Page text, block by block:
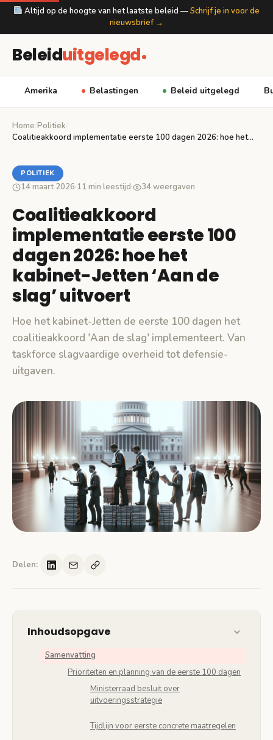
Altijd op de hoogte van het laatste beleid —Schrijf je in voor de
nieuwsbrief →
Beleiduitgelegd
Amerika Belastingen Beleid uitgelegd
Home Politiek
Coalitieakkoord implementatie eerste 100 dagen 2026: hoe het…
POLITIEK
14 maart 2026·11 min leestijd· 34 weergaven
Coalitieakkoord
implementatie eerste 100
dagen 2026: hoe het
kabinet-Jetten ‘Aan de
slag’ uitvoert
Hoe het kabinet-Jetten de eerste 100 dagen het
coalitieakkoord 'Aan de slag' implementeert. Van
taskforce slagvaardige overheid tot defensie-
uitgaven.
Delen:
Inhoudsopgave
Samenvatting
Prioriteiten en planning van de eerste 100 dagen
Ministerraad besluit over
uitvoeringsstrategie
Tijdlijn voor eerste concrete maatregelen